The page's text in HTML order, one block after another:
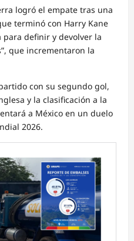
logró el empate tras una
terminó con Harry Kane
definir y devolver la
que incrementaron la
con su segundo gol,
y la clasificación a la
a México en un duelo
2026.